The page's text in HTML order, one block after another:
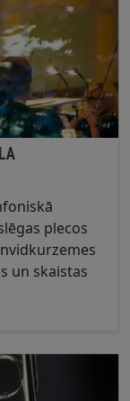
plecos
un skaistas